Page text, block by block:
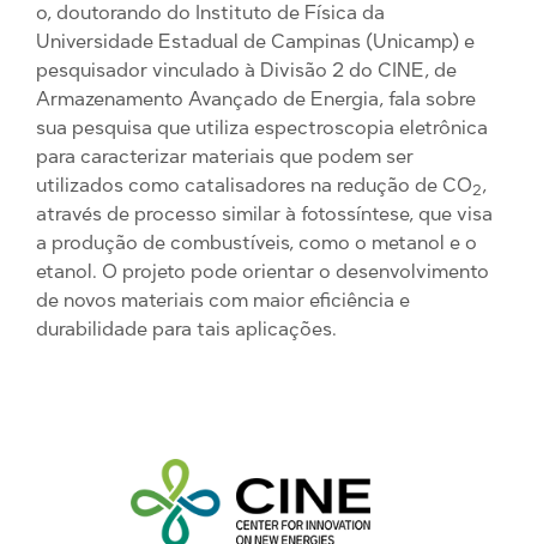
o, doutorando do Instituto de Física da
Universidade Estadual de Campinas (Unicamp) e
pesquisador vinculado à Divisão 2 do CINE, de
Armazenamento Avançado de Energia, fala sobre
sua pesquisa que utiliza espectroscopia eletrônica
para caracterizar materiais que podem ser
utilizados como catalisadores na redução de CO2,
através de processo similar à fotossíntese, que visa
a produção de combustíveis, como o metanol e o
etanol. O projeto pode orientar o desenvolvimento
de novos materiais com maior eficiência e
durabilidade para tais aplicações.